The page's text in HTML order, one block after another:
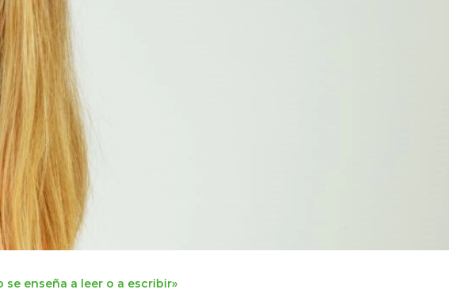
enseña a leer o a escribir»